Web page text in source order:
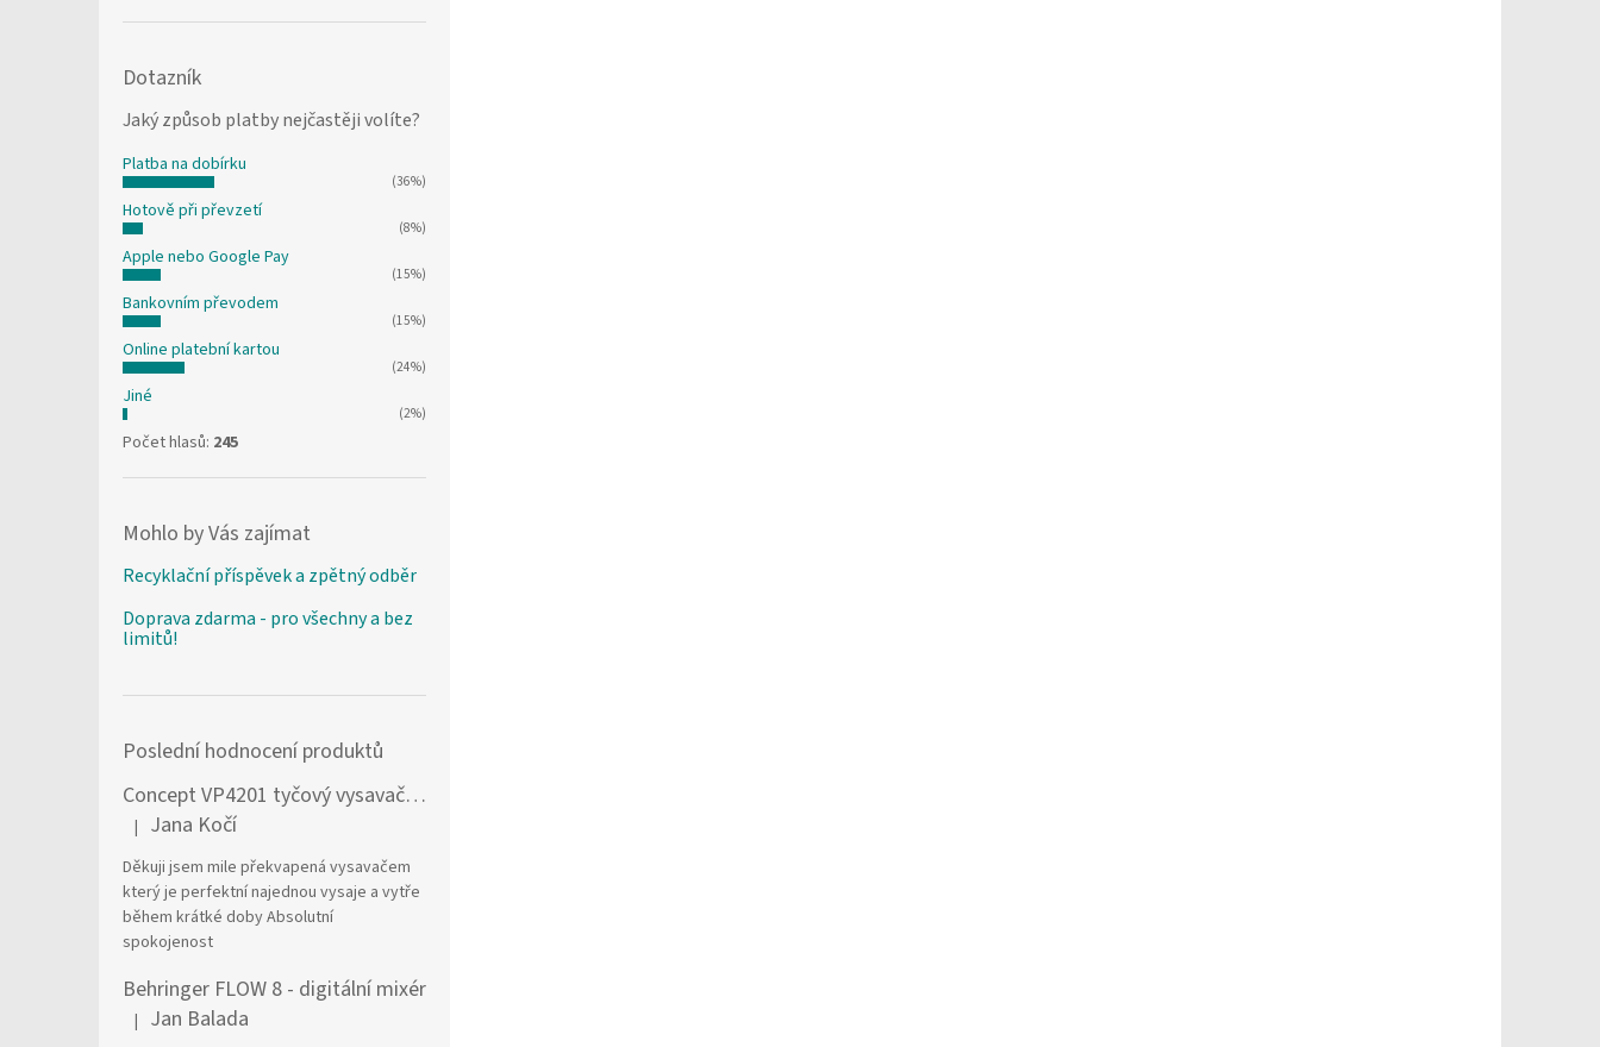
Dotazník
Jaký způsob platby nejčastěji volíte?
Platba na dobírku
(36%)
Hotově při převzetí
(8%)
Apple nebo Google Pay
(15%)
Bankovním převodem
(15%)
Online platební kartou
(24%)
Jiné
(2%)
Počet hlasů: 245
Mohlo by Vás zajímat
Recyklační příspěvek a zpětný odběr
Doprava zdarma - pro všechny a bez
limitů!
Poslední hodnocení produktů
Concept VP4201 tyčový vysavač / elektrický smeták Tyčový vysavač 2 v 1 AC Suché a mokré Bezsáčkové 0,6 l 90 W Černá, Stříbrná
Hodnocení produktu je 5 z 5 hvězdiček.
| Jana Kočí
Děkuji jsem mile překvapená vysavačem
který je perfektní najednou vysaje a vytře
během krátké doby Absolutní
spokojenost
Behringer FLOW 8 - digitální mixér
Hodnocení produktu je 5 z 5 hvězdiček.
| Jan Balada